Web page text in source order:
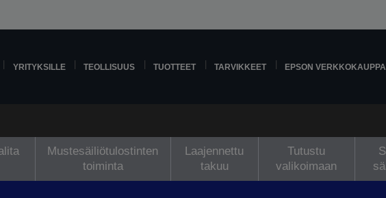
YRITYKSILLE TEOLLISUUS TUOTTEET TARVIKKEET EPSON VERKKOKAUPPA
Mustesäiliötulostinten
toiminta
Laajennettu
takuu
Tutustu
valikoimaan